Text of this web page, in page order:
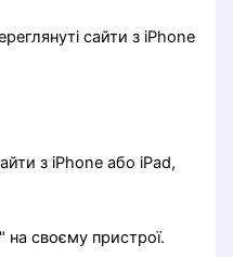
сайти з iPhone
з iPhone або iPad,
на своєму пристрої.